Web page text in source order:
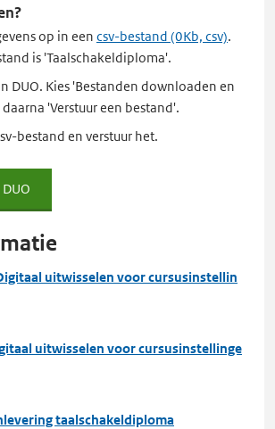
op in een csv-bestand (0Kb, csv).
is 'Taalschakeldiploma'.
DUO. Kies 'Bestanden downloaden en
'Verstuur een bestand'.
bestand en verstuur het.
uitwisselen voor cursusinstellin
uitwisselen voor cursusinstellinge
taalschakeldiploma